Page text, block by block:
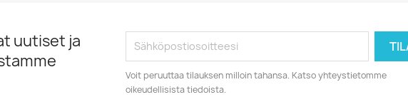
uutiset ja
Voit peruuttaa tilauksen milloin tahansa. Katso yhteystietomme
oikeudellisista tiedoista.